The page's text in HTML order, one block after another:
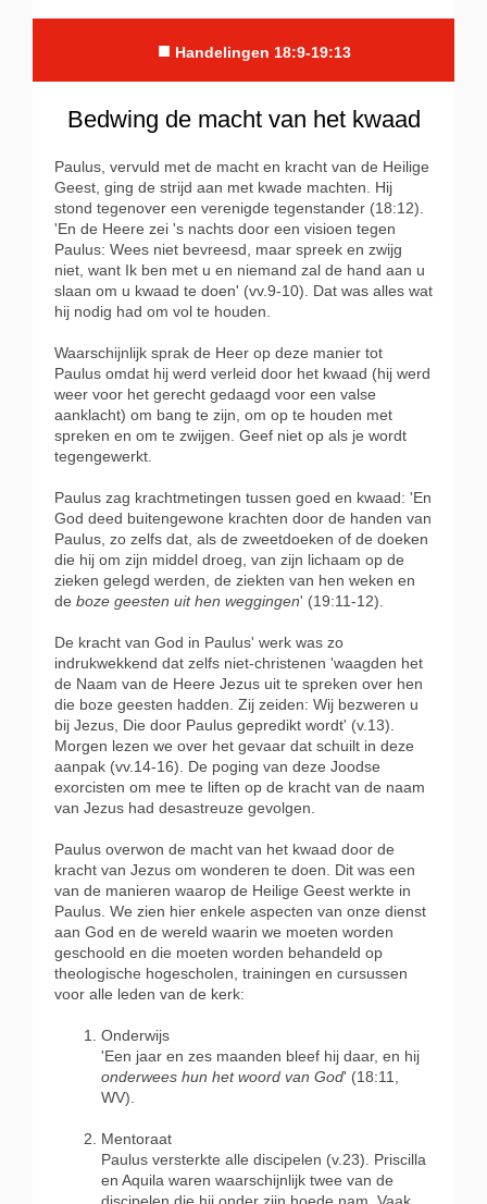
■ Handelingen 18:9-19:13
Bedwing de macht van het kwaad
Paulus, vervuld met de macht en kracht van de Heilige
Geest, ging de strijd aan met kwade machten. Hij
stond tegenover een verenigde tegenstander (18:12).
'En de Heere zei 's nachts door een visioen tegen
Paulus: Wees niet bevreesd, maar spreek en zwijg
niet, want Ik ben met u en niemand zal de hand aan u
slaan om u kwaad te doen' (vv.9-10). Dat was alles wat
hij nodig had om vol te houden.
Waarschijnlijk sprak de Heer op deze manier tot
Paulus omdat hij werd verleid door het kwaad (hij werd
weer voor het gerecht gedaagd voor een valse
aanklacht) om bang te zijn, om op te houden met
spreken en om te zwijgen. Geef niet op als je wordt
tegengewerkt.
Paulus zag krachtmetingen tussen goed en kwaad: 'En
God deed buitengewone krachten door de handen van
Paulus, zo zelfs dat, als de zweetdoeken of de doeken
die hij om zijn middel droeg, van zijn lichaam op de
zieken gelegd werden, de ziekten van hen weken en
de boze geesten uit hen weggingen' (19:11-12).
De kracht van God in Paulus' werk was zo
indrukwekkend dat zelfs niet-christenen 'waagden het
de Naam van de Heere Jezus uit te spreken over hen
die boze geesten hadden. Zij zeiden: Wij bezweren u
bij Jezus, Die door Paulus gepredikt wordt' (v.13).
Morgen lezen we over het gevaar dat schuilt in deze
aanpak (vv.14-16). De poging van deze Joodse
exorcisten om mee te liften op de kracht van de naam
van Jezus had desastreuze gevolgen.
Paulus overwon de macht van het kwaad door de
kracht van Jezus om wonderen te doen. Dit was een
van de manieren waarop de Heilige Geest werkte in
Paulus. We zien hier enkele aspecten van onze dienst
aan God en de wereld waarin we moeten worden
geschoold en die moeten worden behandeld op
theologische hogescholen, trainingen en cursussen
voor alle leden van de kerk:
Onderwijs
'Een jaar en zes maanden bleef hij daar, en hij
onderwees hun het woord van God' (18:11,
WV).
Mentoraat
Paulus versterkte alle discipelen (v.23). Priscilla
en Aquila waren waarschijnlijk twee van de